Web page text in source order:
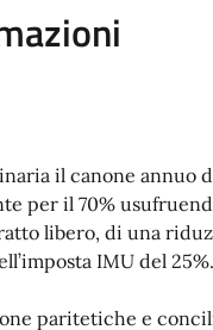
il canone annuo
per il 70%
libero, di una
IMU del 25%.
paritetiche e